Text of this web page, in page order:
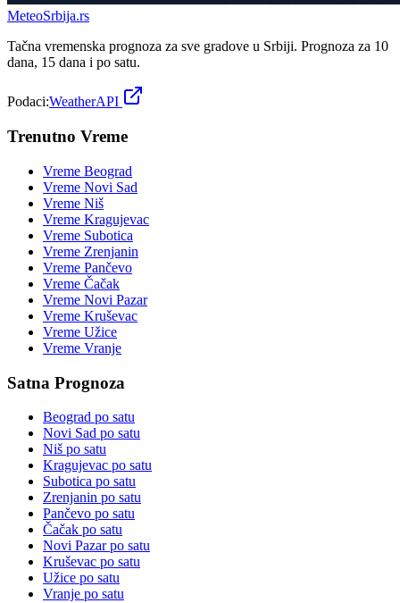
MeteoSrbija.rs
Tačna vremenska prognoza za sve gradove u Srbiji. Prognoza za 10
dana, 15 dana i po satu.
Podaci:WeatherAPI
Trenutno Vreme
Vreme Beograd
Vreme Novi Sad
Vreme Niš
Vreme Kragujevac
Vreme Subotica
Vreme Zrenjanin
Vreme Pančevo
Vreme Čačak
Vreme Novi Pazar
Vreme Kruševac
Vreme Užice
Vreme Vranje
Satna Prognoza
Beograd po satu
Novi Sad po satu
Niš po satu
Kragujevac po satu
Subotica po satu
Zrenjanin po satu
Pančevo po satu
Čačak po satu
Novi Pazarpo satu
Kruševac po satu
Užice po satu
Vranje po satu